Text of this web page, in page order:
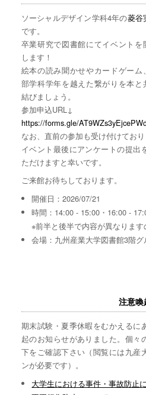
ソーシャルデザイン学科4年の菱谷
です。
卒業研究で図書館にてイベントを
します！
絵本の読み聞かせやカードゲーム
部学科学年を越えた繋がりを本と
結びましょう。
参加申込URL↓
https://forms.gle/
なお、直前の参加も受け付けており
イベント最後にアンケートの提出
ただけますと幸いです。
ご来館お待ちしております。
開催日：2026/07/21
時間：14:00 - 15:00・16:00 -
※前半と後半で内容が異なりま
会場：九州産業大学図書館3階グ
注意
期末試験・夏季休暇をむかえるに
起のお知らせがありました。個々
下をご確認下さい（閲覧には九産
ンが必要です）。
大学生における事件・事故防止